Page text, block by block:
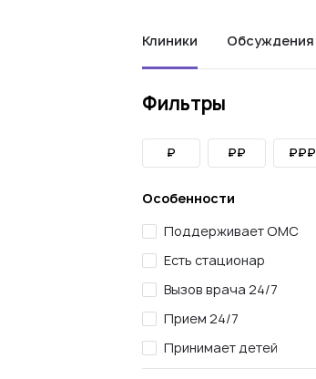
Клиники Обсуждения
Фильтры
₽ ₽₽ ₽₽₽
Особенности
Поддерживает ОМС
Есть стационар
Вызов врача 24/7
Прием 24/7
Принимает детей